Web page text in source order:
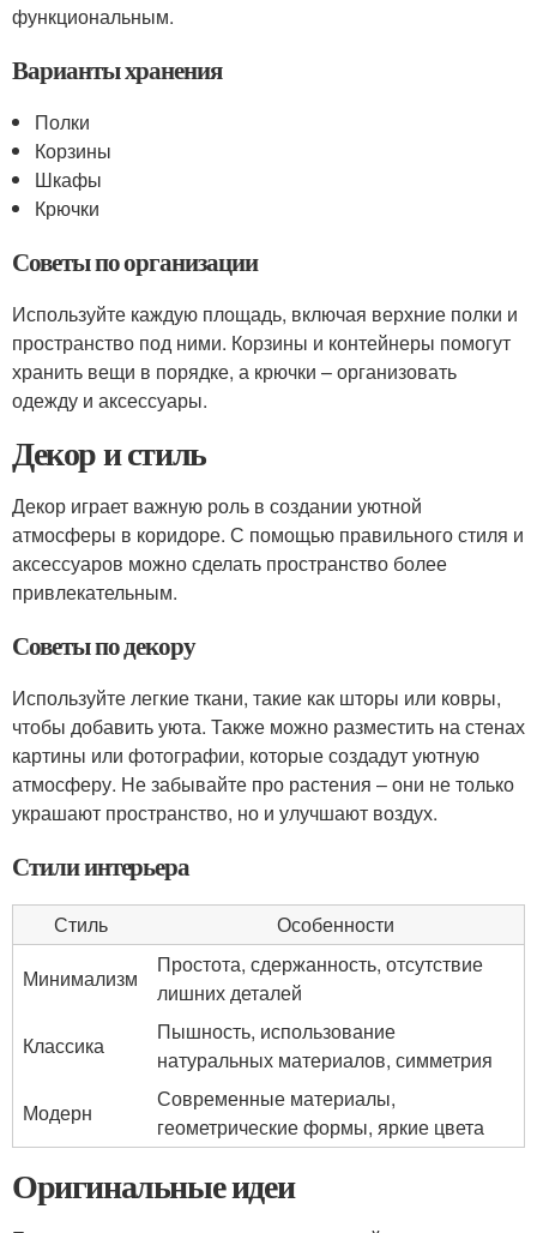
функциональным.
Варианты хранения
Полки
Корзины
Шкафы
Крючки
Советы по организации
Используйте каждую площадь, включая верхние полки и
пространство под ними. Корзины и контейнеры помогут
хранить вещи в порядке, а крючки – организовать
одежду и аксессуары.
Декор и стиль
Декор играет важную роль в создании уютной
атмосферы в коридоре. С помощью правильного стиля и
аксессуаров можно сделать пространство более
привлекательным.
Советы по декору
Используйте легкие ткани, такие как шторы или ковры,
чтобы добавить уюта. Также можно разместить на стенах
картины или фотографии, которые создадут уютную
атмосферу. Не забывайте про растения – они не только
украшают пространство, но и улучшают воздух.
Стили интерьера
Стиль
Особенности
Минимализм
Простота, сдержанность, отсутствие
лишних деталей
Классика
Пышность, использование
натуральных материалов, симметрия
Модерн
Современные материалы,
геометрические формы, яркие цвета
Оригинальные идеи